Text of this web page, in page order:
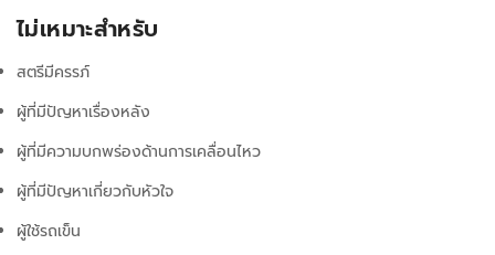
ไม่เหมาะสำหรับ
สตรีมีครรภ์
ผู้ที่มีปัญหาเรื่องหลัง
ผู้ที่มีความบกพร่องด้านการเคลื่อนไหว
ผู้ที่มีปัญหาเกี่ยวกับหัวใจ
ผู้ใช้รถเข็น